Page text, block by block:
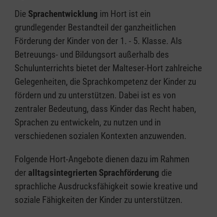
Die Sprachentwicklung im Hort ist ein
grundlegender Bestandteil der ganzheitlichen
Förderung der Kinder von der 1. - 5. Klasse. Als
Betreuungs- und Bildungsort außerhalb des
Schulunterrichts bietet der Malteser-Hort zahlreiche
Gelegenheiten, die Sprachkompetenz der Kinder zu
fördern und zu unterstützen. Dabei ist es von
zentraler Bedeutung, dass Kinder das Recht haben,
Sprachen zu entwickeln, zu nutzen und in
verschiedenen sozialen Kontexten anzuwenden.
Folgende Hort-Angebote dienen dazu im Rahmen
der alltagsintegrierten Sprachförderung die
sprachliche Ausdrucksfähigkeit sowie kreative und
soziale Fähigkeiten der Kinder zu unterstützen.